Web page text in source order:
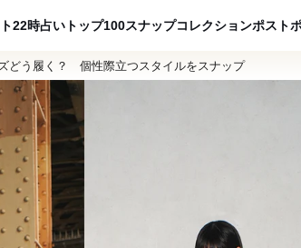
22時占い トップ100スナップコレクションポスト
どう履く？ 個性際立つスタイルをスナップ